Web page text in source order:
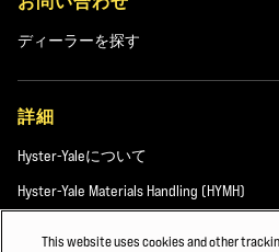
ディーラーを探す
詳細
Hyster-Yaleについて
Hyster-Yale Materials Handling (HYMH)
This website uses cookies and other